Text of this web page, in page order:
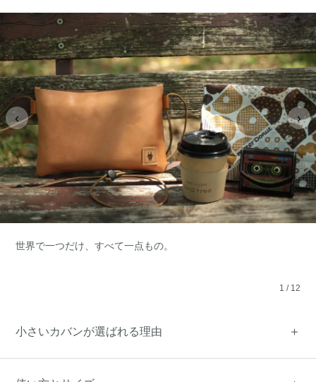
‹ ›
世界で一つだけ、すべて一点もの。
1 / 12
小さいカバンが選ばれる理由